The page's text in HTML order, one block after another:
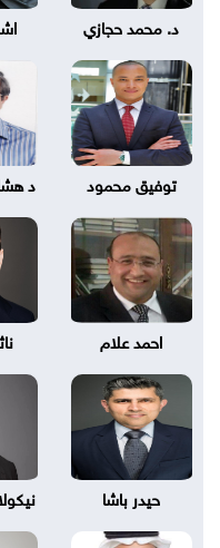
د. محمد حجازي
توفيق محمود د
احمد علام
حيدر باشا